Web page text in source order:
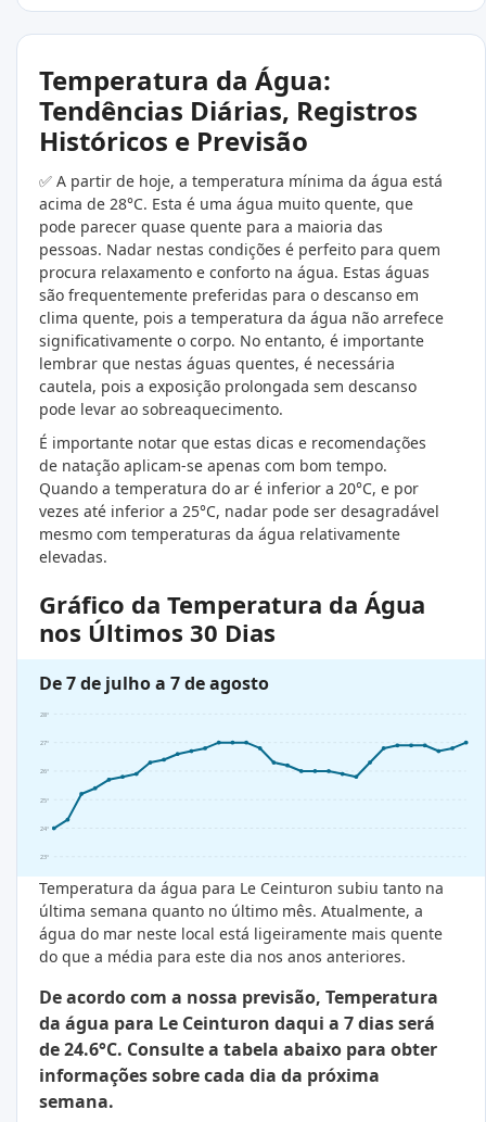
Temperatura da Água:
Tendências Diárias, Registros
Históricos e Previsão
✅ A partir de hoje, a temperatura mínima da água está
acima de 28°C. Esta é uma água muito quente, que
pode parecer quase quente para a maioria das
pessoas. Nadar nestas condições é perfeito para quem
procura relaxamento e conforto na água. Estas águas
são frequentemente preferidas para o descanso em
clima quente, pois a temperatura da água não arrefece
significativamente o corpo. No entanto, é importante
lembrar que nestas águas quentes, é necessária
cautela, pois a exposição prolongada sem descanso
pode levar ao sobreaquecimento.
É importante notar que estas dicas e recomendações
de natação aplicam-se apenas com bom tempo.
Quando a temperatura do ar é inferior a 20°C, e por
vezes até inferior a 25°C, nadar pode ser desagradável
mesmo com temperaturas da água relativamente
elevadas.
Gráfico da Temperatura da Água
nos Últimos 30 Dias
De 7 de julho a 7 de agosto
23°
24°
25°
26°
27°
28°
Temperatura da água para Le Ceinturon subiu tanto na
última semana quanto no último mês. Atualmente, a
água do mar neste local está ligeiramente mais quente
do que a média para este dia nos anos anteriores.
De acordo com a nossa previsão, Temperatura
da água para Le Ceinturon daqui a 7 dias será
de 24.6°C. Consulte a tabela abaixo para obter
informações sobre cada dia da próxima
semana.